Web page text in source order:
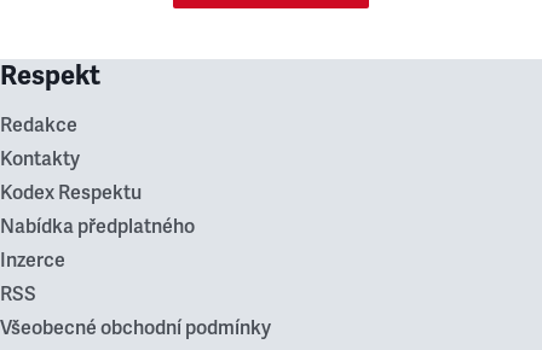
Respekt
Redakce
Kontakty
Kodex Respektu
Nabídka předplatného
Inzerce
RSS
Všeobecné obchodní podmínky